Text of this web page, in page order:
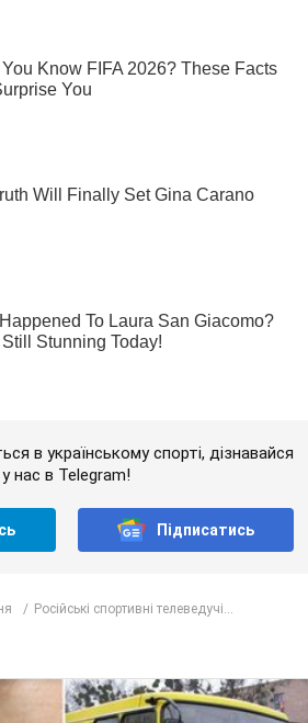
в українському спорті, дізнавайся
у нас в Telegram!
Підписатись
Російські спортивні телеведучі...